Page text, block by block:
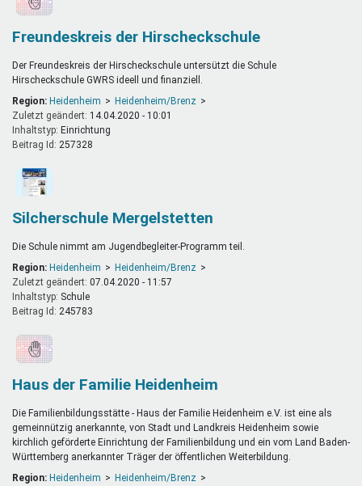
Freundeskreis der Hirscheckschule
Der Freundeskreis der Hirscheckschule untersützt die Schule
Hirscheckschule GWRS ideell und finanziell.
Region: Heidenheim
Heidenheim/Brenz
Zuletzt geändert: 14.04.2020 - 10:01
Inhaltstyp:
einrichtung
Beitrag Id: 257328
Silcherschule Mergelstetten
Die Schule nimmt am Jugendbegleiter-Programm teil.
Region: Heidenheim
Heidenheim/Brenz
Zuletzt geändert: 07.04.2020 - 11:57
Inhaltstyp:
schule
Beitrag Id: 245783
Haus der Familie Heidenheim
Die Familienbildungsstätte - Haus der Familie Heidenheim e.V. ist eine als
gemeinnützig anerkannte, von Stadt und Landkreis Heidenheim sowie
kirchlich geförderte Einrichtung der Familienbildung und ein vom Land Baden-
Württemberg anerkannter Träger der öffentlichen Weiterbildung.
Region: Heidenheim Heidenheim/Brenz